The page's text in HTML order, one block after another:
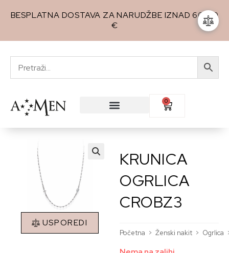
BESPLATNA DOSTAVA ZA NARUDŽBE IZNAD 60,00
€
0
USPOREDI
KRUNICA
OGRLICA
CROBZ3
Početna > Ženski nakit > Ogrlica